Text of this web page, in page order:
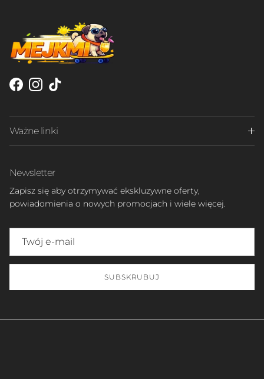
Facebook
Instagram
TikTok
Ważne linki
Newsletter
Zapisz się aby otrzymywać ekskluzywne oferty,
powiadomienia o nowych promocjach i wiele więcej.
SUBSKRUBUJ